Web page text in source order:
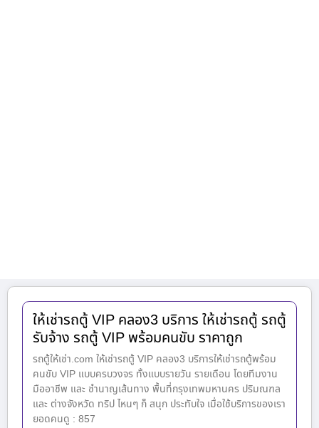
ให้เช่ารถตู้ VIP คลอง3 บริการ ให้เช่ารถตู้ รถตู้
รับจ้าง รถตู้ VIP พร้อมคนขับ ราคาถูก
รถตู้ให้เช่า.com ให้เช่ารถตู้ VIP คลอง3 บริการให้เช่ารถตู้พร้อม
คนขับ VIP แบบครบวงจร ทั้งแบบรายวัน รายเดือน โดยทีมงาน
มืออาชีพ และ ชำนาญเส้นทาง พื้นที่กรุงเทพมหานคร ปริมณฑล
และ ต่างจังหวัด ทริป ไหนๆ ก็ สนุก ประทับใจ เมื่อใช้บริการของเรา
ยอดคนดู : 857